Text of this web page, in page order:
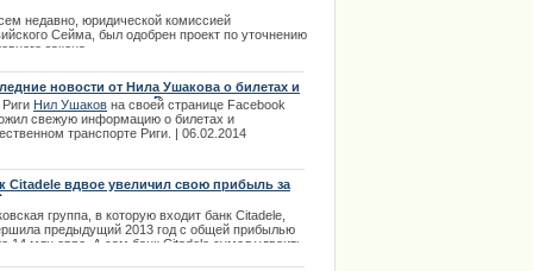
формулировки
недавно, юридической комиссией
Сейма, был одобрен проект по уточнению
закона.
новости от Нила Ушакова о билетах и
транспорте Риги
Риги Нил Ушаков на своей странице Facebook
свежую информацию о билетах и
транспорте Риги. | 06.02.2014
Citadele вдвое увеличил свою прибыль за
год
группа, в которую входит банк Citadele,
предыдущий 2013 год с общей прибылью
14 млн евро. А сам банк Citadele сумел удвоить